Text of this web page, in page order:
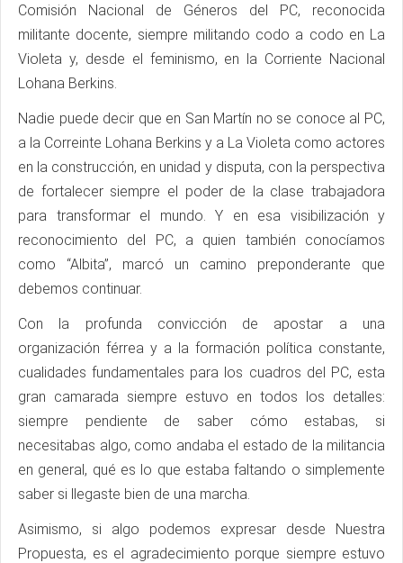
Comisión Nacional de Géneros del PC, reconocida
militante docente, siempre militando codo a codo en La
Violeta y, desde el feminismo, en la Corriente Nacional
Lohana Berkins.
Nadie puede decir que en San Martín no se conoce al PC,
a la Correinte Lohana Berkins y a La Violeta como actores
en la construcción, en unidad y disputa, con la perspectiva
de fortalecer siempre el poder de la clase trabajadora
para transformar el mundo. Y en esa visibilización y
reconocimiento del PC, a quien también conocíamos
como “Albita”, marcó un camino preponderante que
debemos continuar.
Con la profunda convicción de apostar a una
organización férrea y a la formación política constante,
cualidades fundamentales para los cuadros del PC, esta
gran camarada siempre estuvo en todos los detalles:
siempre pendiente de saber cómo estabas, si
necesitabas algo, como andaba el estado de la militancia
en general, qué es lo que estaba faltando o simplemente
saber si llegaste bien de una marcha.
Asimismo, si algo podemos expresar desde Nuestra
Propuesta, es el agradecimiento porque siempre estuvo